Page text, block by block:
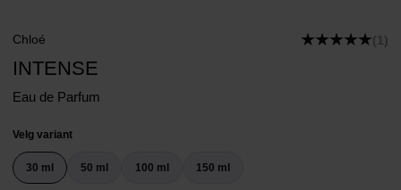
Chloé (1)
INTENSE
Eau de Parfum
Velg variant
30 ml 50 ml 100 ml 150 ml